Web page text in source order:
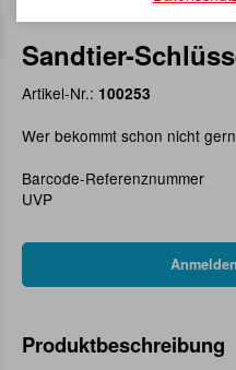
Sandtier-
Artikel-Nr.: 100253
Wer bekommt schon nicht
Barcode-Referenznummer
UVP
Produktbeschreibung